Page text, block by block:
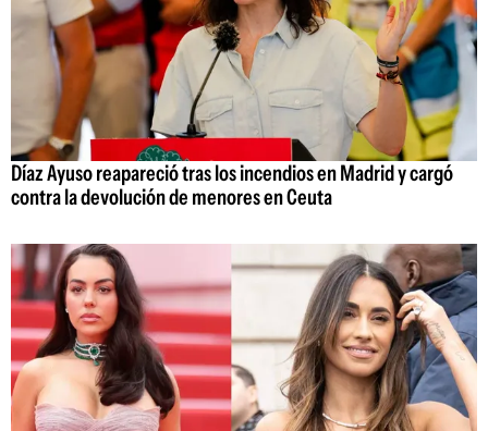
Díaz Ayuso reapareció tras los incendios en Madrid y cargó
contra la devolución de menores en Ceuta